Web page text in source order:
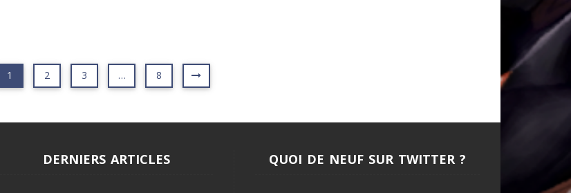
1 2 3 … 8
DERNIERS ARTICLES QUOI DE NEUF SUR TWITTER ?